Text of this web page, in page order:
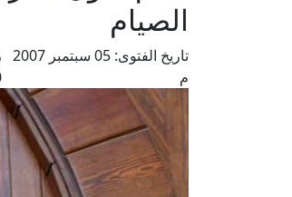
الصيام
تاريخ الفتوى:
05 سبتمبر 2007
م